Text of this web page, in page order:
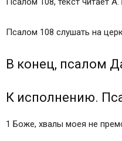
Псалом 108 слушать на
В конец, псалом
К исполнению.
1 Боже, хвалы моея не